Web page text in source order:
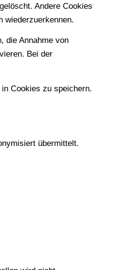
Andere Cookies
wiederzuerkennen.
die Annahme von
Bei der
Cookies zu speichern.
übermittelt.